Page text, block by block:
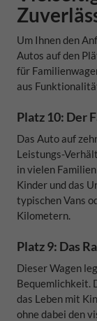
Um Ihnen den
Autos auf den
für
aus
Platz 10: Der
Das Auto auf
Leistungs-
in vielen
Kinder und das
typischen Vans
Kilometern.
Platz 9: Das
Dieser Wagen
Bequemlichkeit.
das Leben mit
ohne dabei den